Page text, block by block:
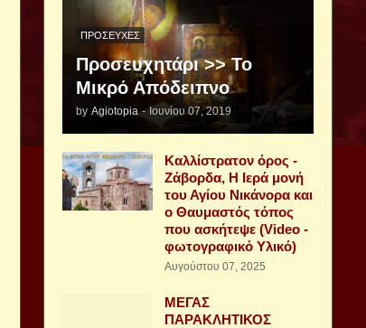
ΠΡΟΣΕΥΧΈΣ
Προσευχητάρι >> Το
Μικρό Απόδειπνο
by Agiotopia - Ιουνίου 07, 2019
Καλλίστρατον όρος -
Ζάβορδα, Η Ιερά μονή
του Αγίου Νικάνορα και
ο Θαυμαστός τόπος
που ασκήτεψε (Video -
φωτογραφικό Υλικό)
Αυγούστου 07, 2025
ΜΕΓΑΣ
ΠΑΡΑΚΛΗΤΙΚΟΣ